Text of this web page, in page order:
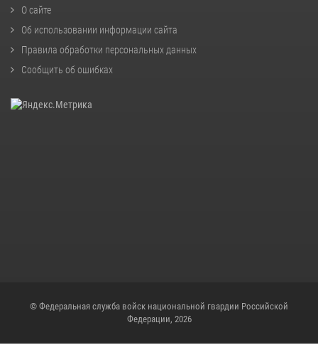
О сайте
Об использовании информации сайта
Правила обработки персональных данных
Сообщить об ошибках
© Федеральная служба войск национальной гвардии Российской
Федерации, 2026